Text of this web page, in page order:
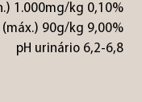
1.000mg/kg 0,10%
90g/kg 9,00%
pH urinário 6,2-6,8